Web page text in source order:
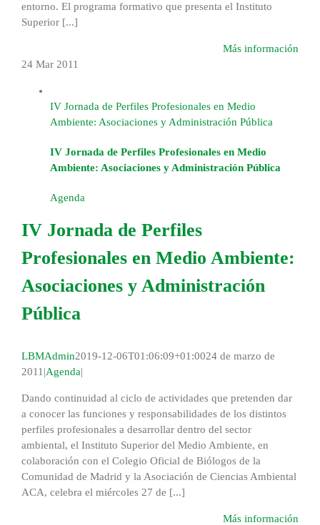
entorno. El programa formativo que presenta el Instituto
Superior [...]
Más información
24 Mar 2011
IV Jornada de Perfiles Profesionales en Medio
Ambiente: Asociaciones y Administración Pública
IV Jornada de Perfiles Profesionales en Medio
Ambiente: Asociaciones y Administración Pública
Agenda
IV Jornada de Perfiles
Profesionales en Medio Ambiente:
Asociaciones y Administración
Pública
LBMAdmin2019-12-06T01:06:09+01:0024 de marzo de
2011 |Agenda|
Dando continuidad al ciclo de actividades que pretenden dar
a conocer las funciones y responsabilidades de los distintos
perfiles profesionales a desarrollar dentro del sector
ambiental, el Instituto Superior del Medio Ambiente, en
colaboración con el Colegio Oficial de Biólogos de la
Comunidad de Madrid y la Asociación de Ciencias Ambiental
ACA, celebra el miércoles 27 de [...]
Más información